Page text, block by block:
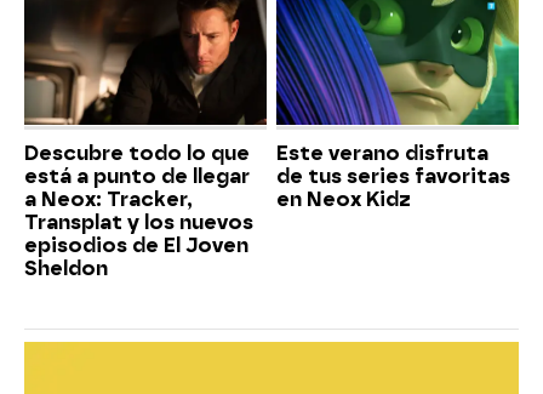
Descubre todo lo que
está a punto de llegar
a Neox: Tracker,
Transplat y los nuevos
episodios de El Joven
Sheldon
Este verano disfruta
de tus series favoritas
en Neox Kidz